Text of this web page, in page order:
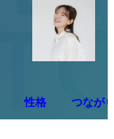
性格 つなが